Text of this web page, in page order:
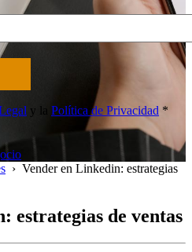
y la Política de Privacidad *
› Vender en Linkedin: estrategias
estrategias de ventas